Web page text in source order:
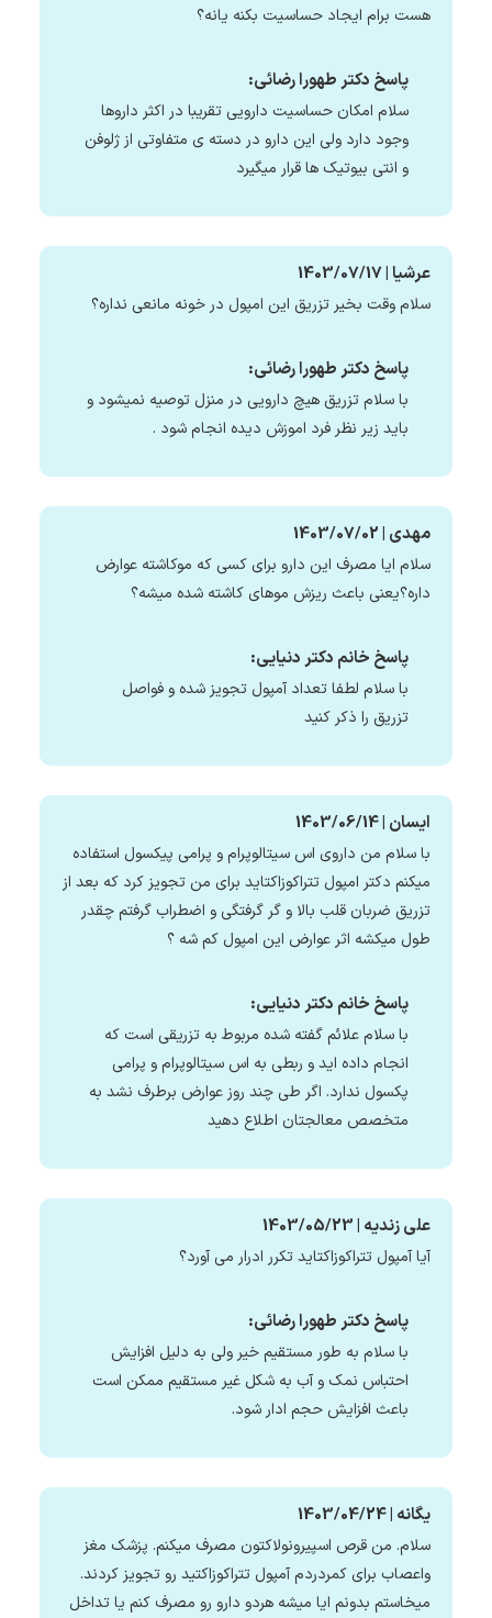
هست برام ایجاد حساسیت بکنه یانه؟
پاسخ دکتر طهورا رضائی:
سلام امکان حساسیت دارویی تقریبا در اکثر داروها
وجود دارد ولی این دارو در دسته ی متفاوتی از ژلوفن
و انتی بیوتیک ها قرار میگیرد
عرشیا | 1403/07/17
سلام وقت بخیر تزریق این امپول در خونه مانعی نداره؟
پاسخ دکتر طهورا رضائی:
با سلام تزریق هیچ دارویی در منزل توصیه نمیشود و
باید زیر نظر فرد اموزش دیده انجام شود .
مهدی | 1403/07/02
سلام ایا مصرف این دارو برای کسی که موکاشته عوارض
داره؟یعنی باعث ریزش موهای کاشته شده میشه؟
پاسخ خانم دکتر دنیایی:
با سلام لطفا تعداد آمپول تجویز شده و فواصل
تزریق را ذکر کنید
ایسان | 1403/06/14
با سلام من داروی اس سیتالوپرام و پرامی پیکسول استفاده
میکنم دکتر امپول تتراکوزاکتاید برای من تجویز کرد که بعد از
تزریق ضربان قلب بالا و گر گرفتگی و اضطراب گرفتم چقدر
طول میکشه اثر عوارض این امپول کم شه ؟
پاسخ خانم دکتر دنیایی:
با سلام علائم گفته شده مربوط به تزریقی است که
انجام داده اید و ربطی به اس سیتالوپرام و پرامی
پکسول ندارد. اگر طی چند روز عوارض برطرف نشد به
متخصص معالجتان اطلاع دهید
علی زندیه | 1403/05/23
آیا آمپول تتراکوزاکتاید تکرر ادرار می آورد؟
پاسخ دکتر طهورا رضائی:
با سلام به طور مستقیم خیر ولی به دلیل افزایش
احتباس نمک و آب به شکل غیر مستقیم ممکن است
باعث افزایش حجم ادار شود.
یگانه | 1403/04/24
سلام. من قرص اسپیرونولاکتون مصرف میکنم. پزشک مغز
واعصاب برای کمردردم آمپول تتراکوزاکتید رو تجویز کردند.
میخاستم بدونم ایا میشه هردو دارو رو مصرف کنم یا تداخل